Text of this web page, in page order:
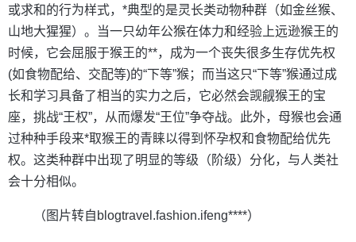
或求和的行为样式，*典型的是灵长类动物种群（如金丝猴、
山地大猩猩）。当一只幼年公猴在体力和经验上远逊猴王的
时候，它会屈服于猴王的**，成为一个丧失很多生存优先权
(如食物配给、交配等)的“下等”猴；而当这只“下等”猴通过成
长和学习具备了相当的实力之后，它必然会觊觎猴王的宝
座，挑战“王权”，从而爆发“王位”争夺战。此外，母猴也会通
过种种手段来*取猴王的青睐以得到怀孕权和食物配给优先
权。这类种群中出现了明显的等级（阶级）分化，与人类社
会十分相似。
（图片转自blogtravel.fashion.ifeng****）